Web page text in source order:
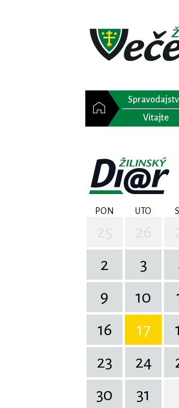
Vitajte
PON UTO
2
3
9
10
16
17
23
24
30
31